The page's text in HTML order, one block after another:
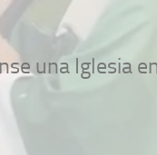
una Iglesia